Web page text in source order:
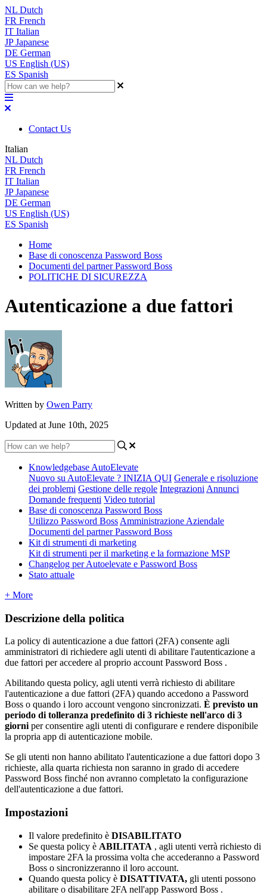
NL Dutch
FR French
IT Italian
JP Japanese
DE German
US English (US)
ES Spanish
Contact Us
Italian
NL Dutch
FR French
IT Italian
JP Japanese
DE German
US English (US)
ES Spanish
Home
Base di conoscenza Password Boss
Documenti del partner Password Boss
POLITICHE DI SICUREZZA
Autenticazione a due fattori
Written by Owen Parry
Updated at June 10th, 2025
Knowledgebase AutoElevate
Nuovo su AutoElevate ? INIZIA QUI Generale e risoluzione
dei problemi Gestione delle regole Integrazioni Annunci
Domande frequenti Video tutorial
Base di conoscenza Password Boss
Utilizzo Password Boss Amministrazione Aziendale
Documenti del partner Password Boss
Kit di strumenti di marketing
Kit di strumenti per il marketing e la formazione MSP
Changelog per Autoelevate e Password Boss
Stato attuale
+ More
Descrizione della politica
La policy di autenticazione a due fattori (2FA) consente agli
amministratori di richiedere agli utenti di abilitare l'autenticazione a
due fattori per accedere al proprio account Password Boss .
Abilitando questa policy, agli utenti verrà richiesto di abilitare
l'autenticazione a due fattori (2FA) quando accedono a Password
Boss o quando i loro account vengono sincronizzati. È previsto un
periodo di tolleranza predefinito di 3 richieste nell'arco di 3
giorni per consentire agli utenti di configurare e rendere disponibile
la propria app di autenticazione mobile.
Se gli utenti non hanno abilitato l'autenticazione a due fattori dopo 3
richieste, alla quarta richiesta non saranno in grado di accedere
Password Boss finché non avranno completato la configurazione
dell'autenticazione a due fattori.
Impostazioni
Il valore predefinito è DISABILITATO
Se questa policy è ABILITATA , agli utenti verrà richiesto di
impostare 2FA la prossima volta che accederanno a Password
Boss o sincronizzeranno il loro account.
Quando questa policy è DISATTIVATA, gli utenti possono
abilitare o disabilitare 2FA nell'app Password Boss .